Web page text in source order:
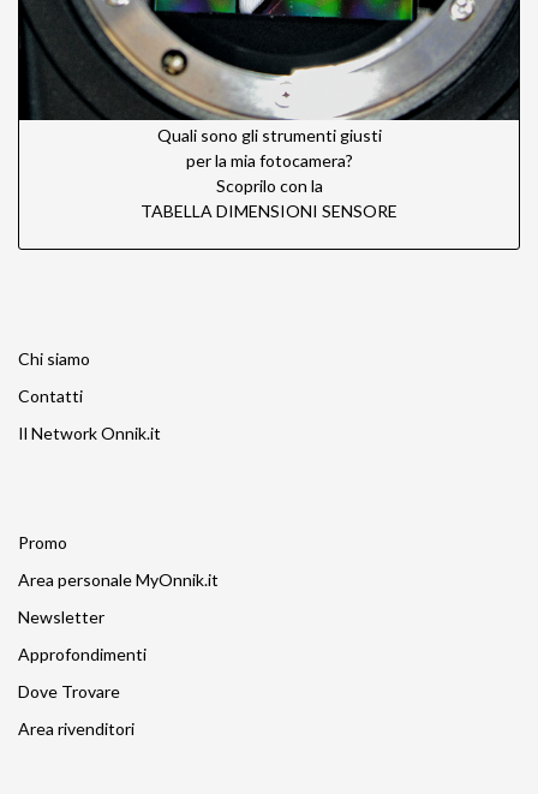
Quali sono gli strumenti giusti
per la mia fotocamera?
Scoprilo con la
TABELLA DIMENSIONI SENSORE
Chi siamo
Contatti
Il Network Onnik.it
Promo
Area personale MyOnnik.it
Newsletter
Approfondimenti
Dove Trovare
Area rivenditori